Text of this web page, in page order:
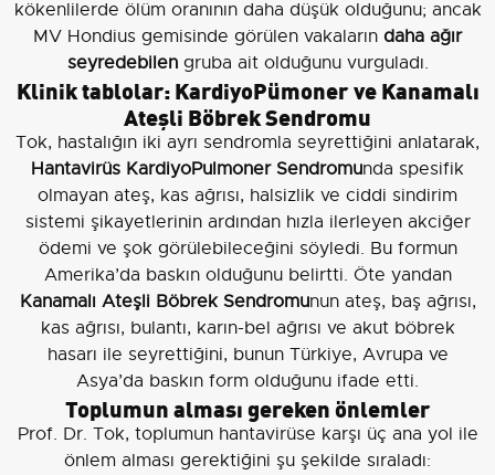
kökenlilerde ölüm oranının daha düşük olduğunu; ancak
MV Hondius gemisinde görülen vakaların daha ağır
seyredebilengruba ait olduğunu vurguladı.
Klinik tablolar: KardiyoPümoner ve Kanamalı
Ateşli Böbrek Sendromu
Tok, hastalığın iki ayrı sendromla seyrettiğini anlatarak,
Hantavirüs KardiyoPulmoner Sendromunda spesifik
olmayan ateş, kas ağrısı, halsizlik ve ciddi sindirim
sistemi şikayetlerinin ardından hızla ilerleyen akciğer
ödemi ve şok görülebileceğini söyledi. Bu formun
Amerika’da baskın olduğunu belirtti. Öte yandan
Kanamalı Ateşli Böbrek Sendromunun ateş, baş ağrısı,
kas ağrısı, bulantı, karın-bel ağrısı ve akut böbrek
hasarı ile seyrettiğini, bunun Türkiye, Avrupa ve
Asya’da baskın form olduğunu ifade etti.
Toplumun alması gereken önlemler
Prof. Dr. Tok, toplumun hantavirüse karşı üç ana yol ile
önlem alması gerektiğini şu şekilde sıraladı: